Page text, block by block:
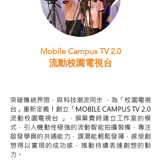
Mobile Campus TV 2.0
流動校園電視台
突破傳統界限，與科技潮流同步 ，為「校園電視
台」重新定義！創立「MOBILE CAMPUS TV 2.0
流動校園電視台 」，摒棄費時建立工作室的模
式，引人機動性極強的流動智能拍攝裝備，專注
啟發學員的共通能力，譔潛能輕鬆發揮，感受創
想得以實現的成功感，推動持續表達創想的動
力。